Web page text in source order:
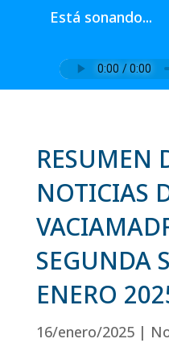
Está sonando...
RESUMEN
NOTICIAS
SEGUNDA
ENERO
16/enero/2025|